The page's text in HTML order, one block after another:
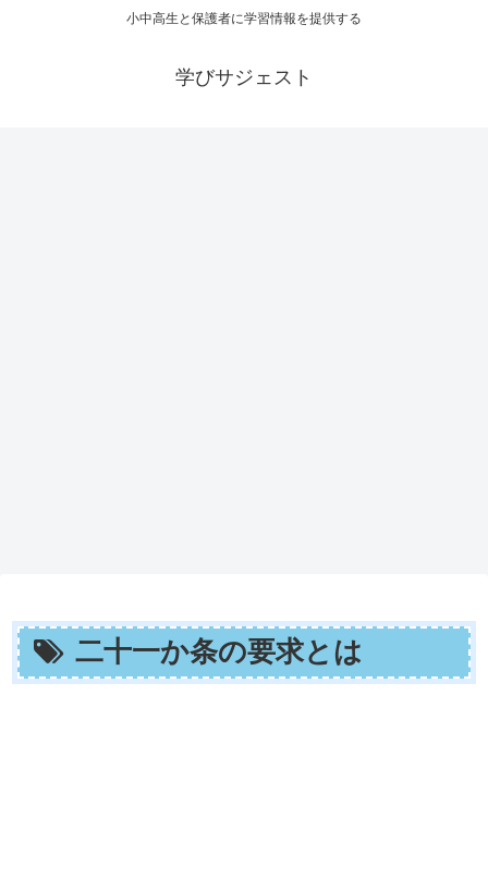
小中高生と保護者に学習情報を提供する
学びサジェスト
二十一か条の要求とは